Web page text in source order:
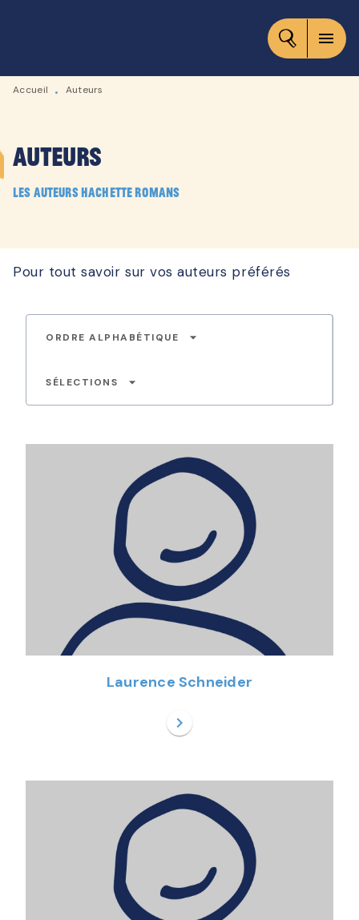
CONTENU
menu
Accueil • Auteurs
Auteurs
Les auteurs Hachette Romans
Pour tout savoir sur vos auteurs préférés
ORDRE ALPHABÉTIQUE arrow_drop_down
SÉLECTIONS arrow_drop_down
Laurence Schneider
chevron_right